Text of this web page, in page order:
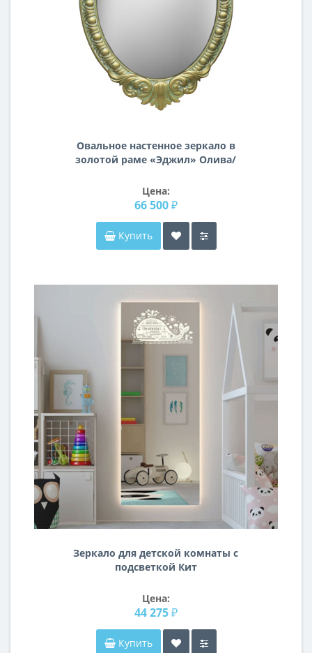
Овальное настенное зеркало в
золотой раме «Эджил» Олива/
Цена:
66 500 ₽
Купить
Зеркало для детской комнаты с
подсветкой Кит
Цена:
44 275 ₽
Купить